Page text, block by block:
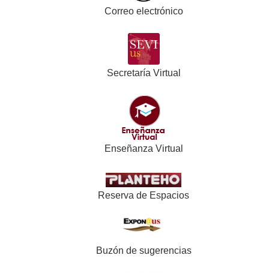
Correo electrónico
Secretaría Virtual
Enseñanza Virtual
Reserva de Espacios
Buzón de sugerencias